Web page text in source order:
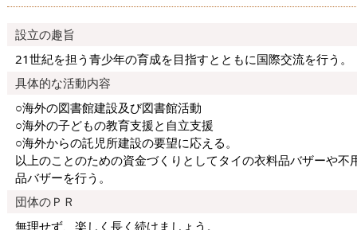
設立の趣旨
21世紀を担う青少年の育成を目指すとともに国際交流を行う。
具体的な活動内容
○海外の図書館建設及び図書館活動
○海外の子どもの教育支援と自立支援
○海外からの託児所建設の要望に応える。
以上のことのための資金づくりとしてタイの衣料品バザーや不
品バザーを行う。
団体のＰＲ
無理せず、楽しく長く続けましょう。